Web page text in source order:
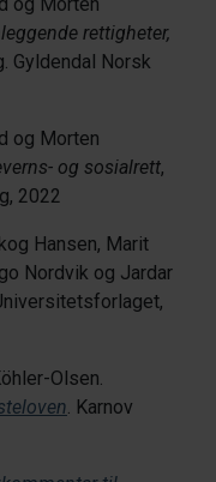
rettigheter,
Gyldendal Norsk
og Morten
og sosialrett,
2022
Hansen, Marit
Nordvik og Jardar
Olsen.
. Karnov